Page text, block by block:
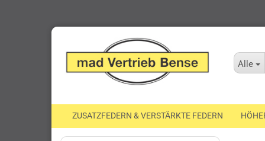
Alle
ZUSATZFEDERN & VERSTÄRKTE FEDERN